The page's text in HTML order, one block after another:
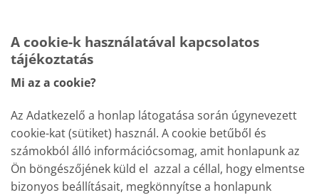
A cookie-k használatával kapcsolatos
tájékoztatás
Mi az a cookie?
Az Adatkezelő a honlap látogatása során úgynevezett
cookie-kat (sütiket) használ. A cookie betűből és
számokból álló információcsomag, amit honlapunk az
Ön böngészőjének küld el azzal a céllal, hogy elmentse
bizonyos beállításait, megkönnyítse a honlapunk